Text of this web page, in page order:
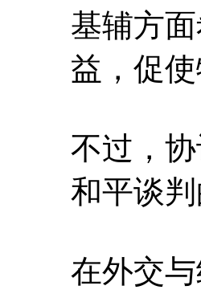
基辅方
益，促
不过，
和平谈
在外交